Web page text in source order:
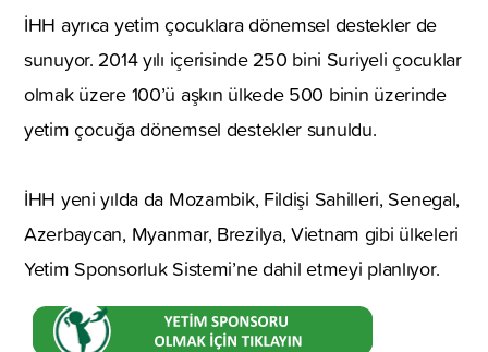
İHH ayrıca yetim çocuklara dönemsel destekler de
sunuyor. 2014 yılı içerisinde 250 bini Suriyeli çocuklar
olmak üzere 100’ü aşkın ülkede 500 binin üzerinde
yetim çocuğa dönemsel destekler sunuldu.
İHH yeni yılda da Mozambik, Fildişi Sahilleri, Senegal,
Azerbaycan, Myanmar, Brezilya, Vietnam gibi ülkeleri
Yetim Sponsorluk Sistemi’ne dahil etmeyi planlıyor.